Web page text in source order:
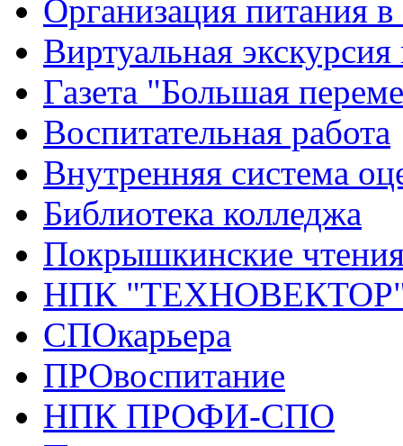
Организация питания в
Виртуальная
Газета "Большая
Воспитательная работа
Внутренняя система
Библиотека колледжа
Покрышкинские
НПК
СПОкарьера
ПРОвоспитание
НПК ПРОФИ-СПО